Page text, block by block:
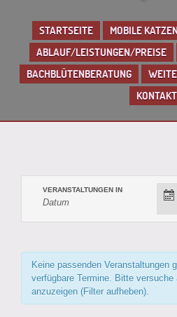
STARTSEITE
MOBILE
ABLAUF/LEISTUNGEN/PREISE
BACHBLÜTENBERATUNG
KONTAKT
VERANSTALTUNGEN IN
Keine passenden Veranstaltungen
verfügbare Termine. Bitte versuche
anzuzeigen (Filter aufheben).